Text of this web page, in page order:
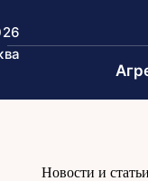
Новости и